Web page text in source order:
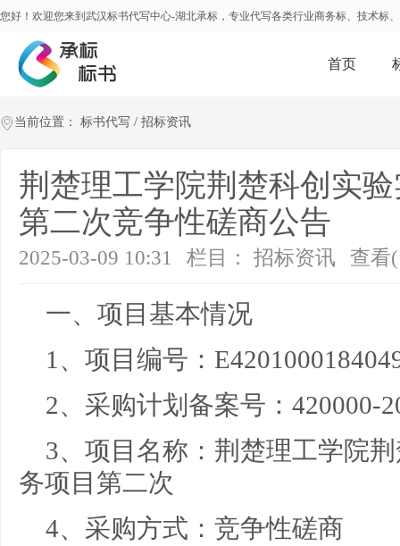
您好！欢迎您来到武汉标书代写中心-湖北承标，专业代写各类行业商务标、技术标
首页
当前位置： 标书代写 / 招标资讯
荆楚理工学院荆楚科创实
第二次竞争性磋商公告
2025-03-09 10:31 栏目： 招标资讯 查看(
一、项目基本情况
1、项目编号：
2、采购计划备案号： 420000-
3、项目名称： 荆楚理工学院
务项目第二次
4、采购方式： 竞争性磋商